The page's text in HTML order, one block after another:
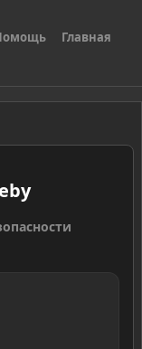
Главная